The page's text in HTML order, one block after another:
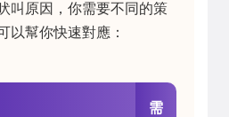
叫原因，你需要不同的策
以幫你快速對應：
需